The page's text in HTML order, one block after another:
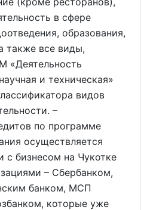
в сфере
образования,
также все виды,
«Деятельность
и техническая»
видов
–
по программе
осуществляется
бизнесом на Чукотке
– Сбербанком,
банком, МСП
которые уже